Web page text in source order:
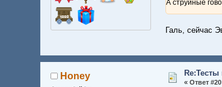
А струйные
Галь, сейчас
Honey
« Ответ